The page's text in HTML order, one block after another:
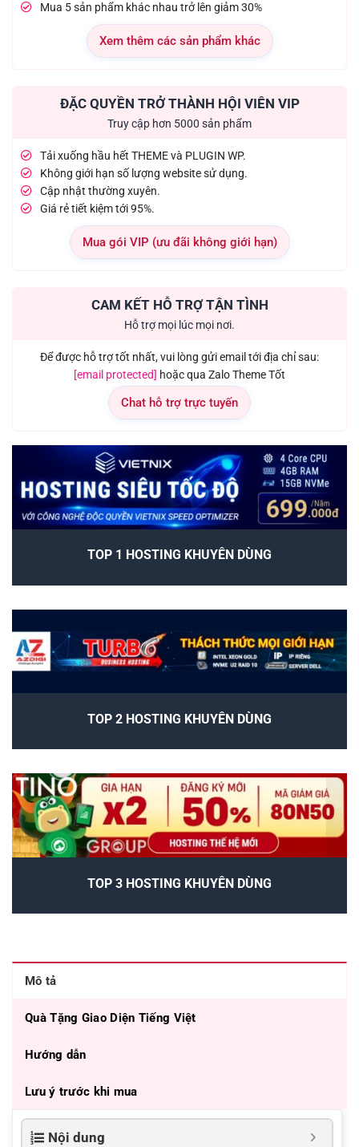
Mua 5 sản phẩm khác nhau trở lên giảm 30%
Xem thêm các sản phẩm khác
ĐẶC QUYỀN TRỞ THÀNH HỘI VIÊN VIP
Truy cập hơn 5000 sản phẩm
Tải xuống hầu hết THEME và PLUGIN WP.
Không giới hạn số lượng website sử dụng.
Cập nhật thường xuyên.
Giá rẻ tiết kiệm tới 95%.
Mua gói VIP (ưu đãi không giới hạn)
CAM KẾT HỖ TRỢ TẬN TÌNH
Hỗ trợ mọi lúc mọi nơi.
Để được hỗ trợ tốt nhất, vui lòng gửi email tới địa chỉ sau:
[email protected] hoặc qua Zalo Theme Tốt
Chat hỗ trợ trực tuyến
TOP 1 HOSTING KHUYÊN DÙNG
TOP 2 HOSTING KHUYÊN DÙNG
TOP 3 HOSTING KHUYÊN DÙNG
Mô tả
Quà Tặng Giao Diện Tiếng Việt
Hướng dẫn
Lưu ý trước khi mua
Nội dung